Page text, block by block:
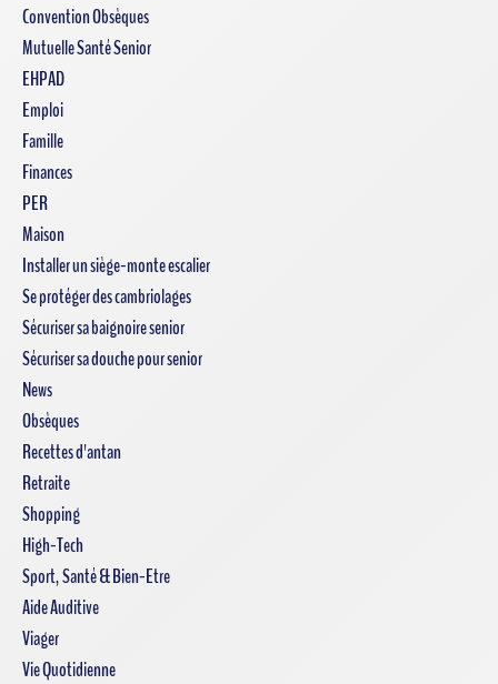
Convention Obsèques
Mutuelle Santé Senior
EHPAD
Emploi
Famille
Finances
PER
Maison
Installer un siège-monte escalier
Se protéger des cambriolages
Sécuriser sa baignoire senior
Sécuriser sa douche pour senior
News
Obsèques
Recettes d'antan
Retraite
Shopping
High-Tech
Sport, Santé & Bien-Etre
Aide Auditive
Viager
Vie Quotidienne